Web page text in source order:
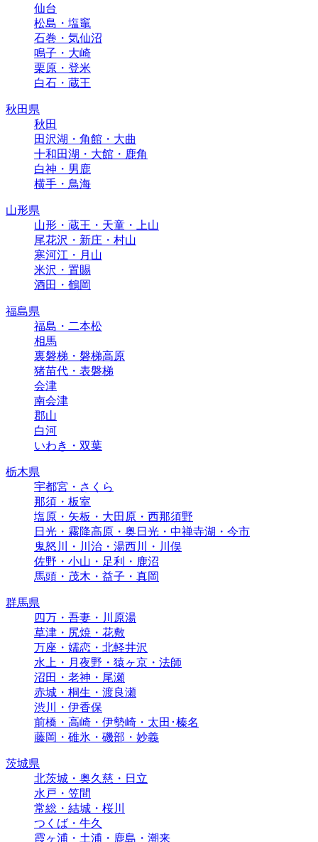
仙台
松島・塩竈
石巻・気仙沼
鳴子・大崎
栗原・登米
白石・蔵王
秋田県
秋田
田沢湖・角館・大曲
十和田湖・大館・鹿角
白神・男鹿
横手・鳥海
山形県
山形・蔵王・天童・上山
尾花沢・新庄・村山
寒河江・月山
米沢・置賜
酒田・鶴岡
福島県
福島・二本松
相馬
裏磐梯・磐梯高原
猪苗代・表磐梯
会津
南会津
郡山
白河
いわき・双葉
栃木県
宇都宮・さくら
那須・板室
塩原・矢板・大田原・西那須野
日光・霧降高原・奥日光・中禅寺湖・今市
鬼怒川・川治・湯西川・川俣
佐野・小山・足利・鹿沼
馬頭・茂木・益子・真岡
群馬県
四万・吾妻・川原湯
草津・尻焼・花敷
万座・嬬恋・北軽井沢
水上・月夜野・猿ヶ京・法師
沼田・老神・尾瀬
赤城・桐生・渡良瀬
渋川・伊香保
前橋・高崎・伊勢崎・太田･榛名
藤岡・碓氷・磯部・妙義
茨城県
北茨城・奥久慈・日立
水戸・笠間
常総・結城・桜川
つくば・牛久
霞ヶ浦・土浦・鹿島・潮来